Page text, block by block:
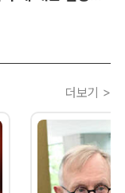
더보기 >